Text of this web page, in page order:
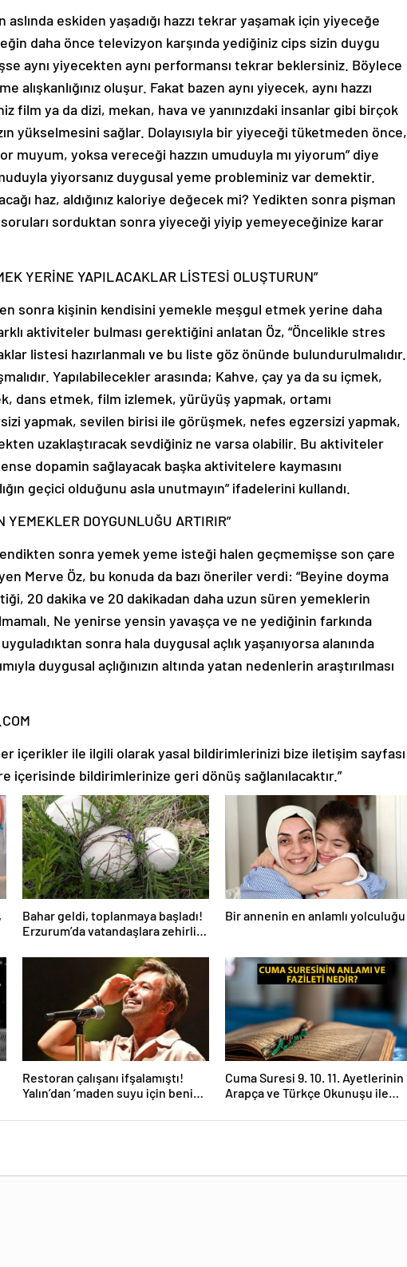
aslında eskiden yaşadığı hazzı tekrar yaşamak için yiyeceğe
daha önce televizyon karşında yediğiniz cips sizin duygu
aynı yiyecekten aynı performansı tekrar beklersiniz. Böylece
alışkanlığınız oluşur. Fakat bazen aynı yiyecek, aynı hazzı
film ya da dizi, mekan, hava ve yanınızdaki insanlar gibi birçok
yükselmesini sağlar. Dolayısıyla bir yiyeceği tüketmeden önce,
muyum, yoksa vereceği hazzın umuduyla mı yiyorum” diye
yiyorsanız duygusal yeme probleminiz var demektir.
haz, aldığınız kaloriye değecek mi? Yedikten sonra pişman
soruları sorduktan sonra yiyeceği yiyip yemeyeceğinize karar
YERİNE YAPILACAKLAR LİSTESİ OLUŞTURUN”
sonra kişinin kendisini yemekle meşgul etmek yerine daha
aktiviteler bulması gerektiğini anlatan Öz, “Öncelikle stres
listesi hazırlanmalı ve bu liste göz önünde bulundurulmalıdır.
Yapılabilecekler arasında; Kahve, çay ya da su içmek,
dans etmek, film izlemek, yürüyüş yapmak, ortamı
yapmak, sevilen birisi ile görüşmek, nefes egzersizi yapmak,
uzaklaştıracak sevdiğiniz ne varsa olabilir. Bu aktiviteler
dopamin sağlayacak başka aktivitelere kaymasını
geçici olduğunu asla unutmayın” ifadelerini kullandı.
DOYGUNLUĞU ARTIRIR”
sonra yemek yeme isteği halen geçmemişse son çare
Merve Öz, bu konuda da bazı öneriler verdi: “Beyine doyma
20 dakika ve 20 dakikadan daha uzun süren yemeklerin
Ne yenirse yensin yavaşça ve ne yediğinin farkında
sonra hala duygusal açlık yaşanıyorsa alanında
duygusal açlığınızın altında yatan nedenlerin araştırılması
içerikler ile ilgili olarak yasal bildirimlerinizi bize iletişim sayfası
içerisinde bildirimlerinize geri dönüş sağlanılacaktır.”
Bahar geldi, toplanmaya başladı!
Erzurum’da vatandaşlara zehirli
Bir annenin en anlamlı yolculuğu
Restoran çalışanı ifşalamıştı!
Yalın’dan ‘maden suyu için beni
Eğer istemeden birini
Cuma Suresi 9. 10. 11. Ayetlerinin
Arapça ve Türkçe Okunuşu ile
Fazileti Nedir?